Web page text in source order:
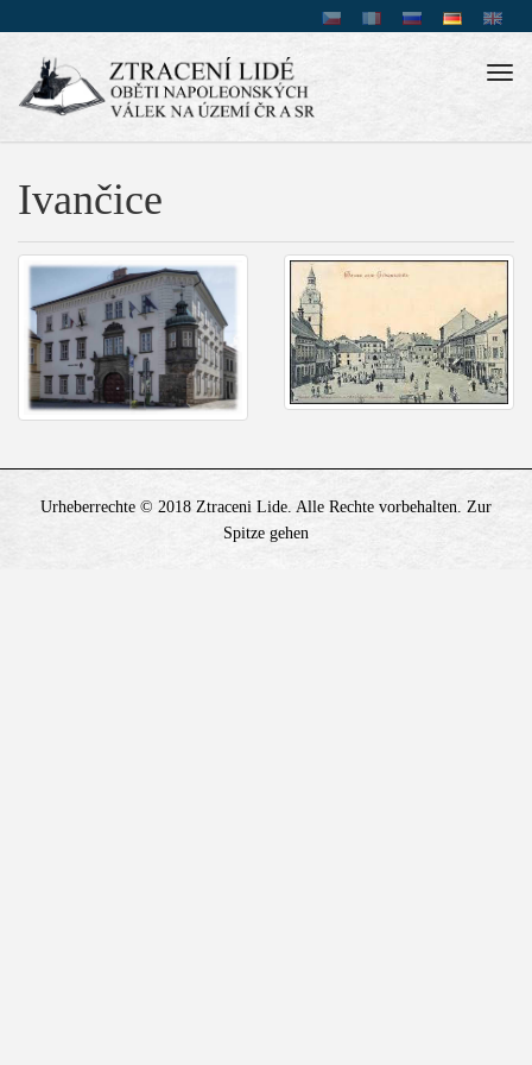
Ivančice
Urheberrechte © 2018 Ztraceni Lide. Alle Rechte vorbehalten.
Zur
Spitze gehen